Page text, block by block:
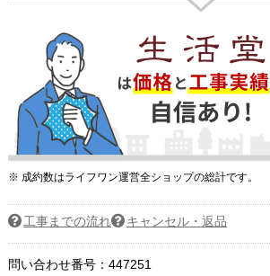
※ 成約数はライフワン運営全ショップの総計です。
工事までの流れ キャンセル・返品
問い合わせ番号：447251